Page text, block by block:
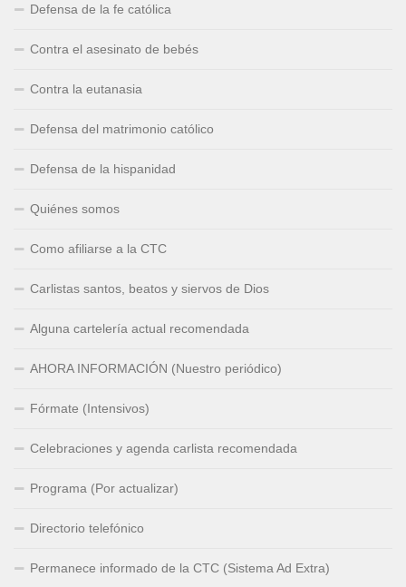
Defensa de la fe católica
Contra el asesinato de bebés
Contra la eutanasia
Defensa del matrimonio católico
Defensa de la hispanidad
Quiénes somos
Como afiliarse a la CTC
Carlistas santos, beatos y siervos de Dios
Alguna cartelería actual recomendada
AHORA INFORMACIÓN (Nuestro periódico)
Fórmate (Intensivos)
Celebraciones y agenda carlista recomendada
Programa (Por actualizar)
Directorio telefónico
Permanece informado de la CTC (Sistema Ad Extra)